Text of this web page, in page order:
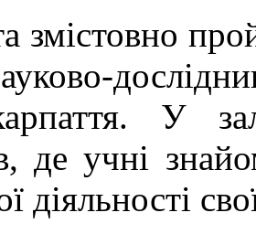
змістовно
У
де учні
діяльності